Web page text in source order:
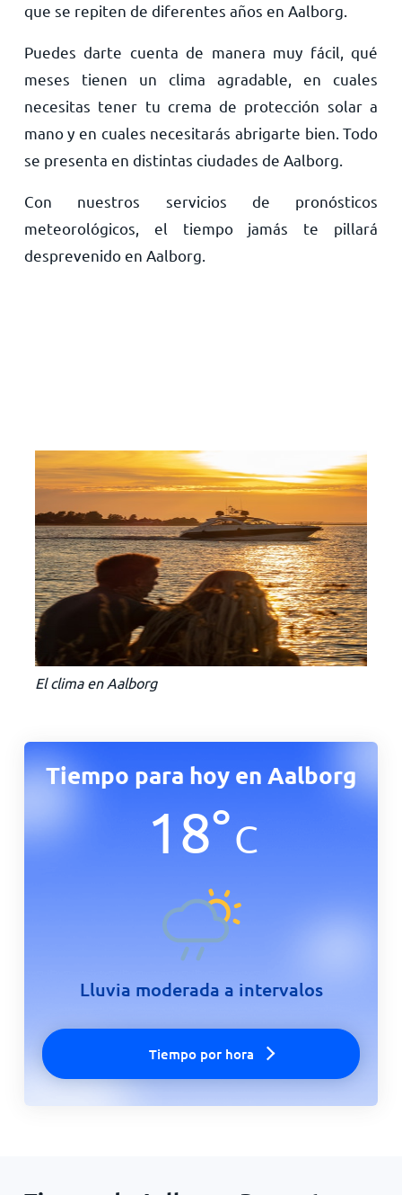
que se repiten de diferentes años en Aalborg.
Puedes darte cuenta de manera muy fácil, qué
meses tienen un clima agradable, en cuales
necesitas tener tu crema de protección solar a
mano y en cuales necesitarás abrigarte bien. Todo
se presenta en distintas ciudades de Aalborg.
Con nuestros servicios de pronósticos
meteorológicos, el tiempo jamás te pillará
desprevenido en Aalborg.
El clima en Aalborg
Tiempo para hoy en Aalborg
18°C
Lluvia moderada a intervalos
Tiempo por hora